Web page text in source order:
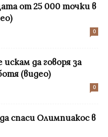
от 25 000 точки в
0
да говоря за
(видео)
0
спаси Олимпиакос в